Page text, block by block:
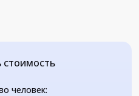
стоимость
человек: